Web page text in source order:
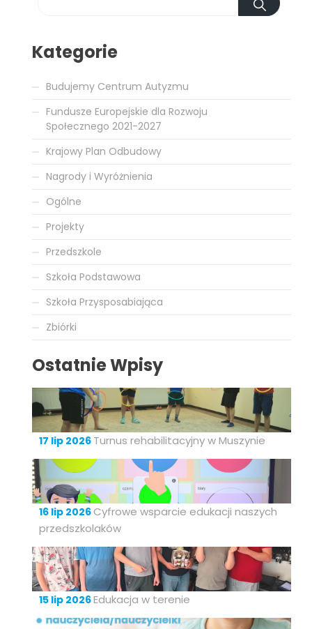
Kategorie
Budujemy Centrum Autyzmu
Fundusze Europejskie dla Rozwoju
Społecznego 2021-2027
Krajowy Plan Odbudowy
Nagrody i Wyróżnienia
Ogólne
Projekty
Przedszkole
Szkoła Podstawowa
Szkoła Przysposabiająca
Zbiórki
Ostatnie Wpisy
17 lip 2026 Turnus rehabilitacyjny w Muszynie
16 lip 2026 Cyfrowe wsparcie edukacji naszych
przedszkolaków
15 lip 2026Edukacja w terenie